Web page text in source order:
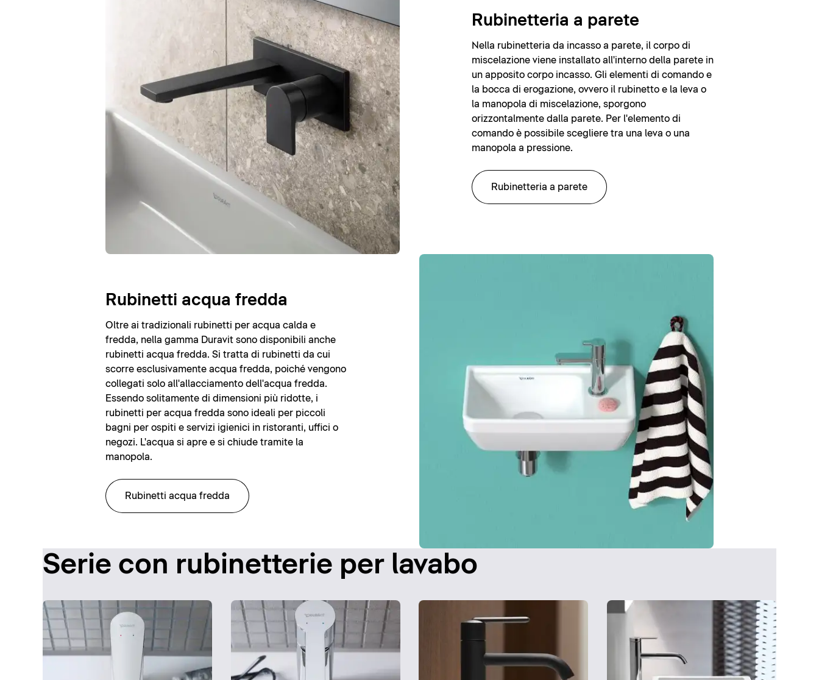
Rubinetteria a parete
Nella rubinetteria da incasso a parete, il corpo di
miscelazione viene installato all'interno della parete in
un apposito corpo incasso. Gli elementi di comando e
la bocca di erogazione, ovvero il rubinetto e la leva o
la manopola di miscelazione, sporgono
orizzontalmente dalla parete. Per l'elemento di
comando è possibile scegliere tra una leva o una
manopola a pressione.
Rubinetteria a parete
Rubinetti acqua fredda
Oltre ai tradizionali rubinetti per acqua calda e
fredda, nella gamma Duravit sono disponibili anche
rubinetti acqua fredda. Si tratta di rubinetti da cui
scorre esclusivamente acqua fredda, poiché vengono
collegati solo all'allacciamento dell'acqua fredda.
Essendo solitamente di dimensioni più ridotte, i
rubinetti per acqua fredda sono ideali per piccoli
bagni per ospiti e servizi igienici in ristoranti, uffici o
negozi. L'acqua si apre e si chiude tramite la
manopola.
Rubinetti acqua fredda
Serie con rubinetterie per lavabo